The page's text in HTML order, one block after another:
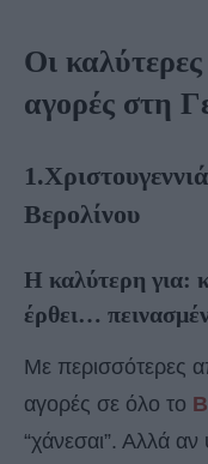
Οι καλύτερες
αγορές στη
Βερολίνου
Η καλύτερη για:
έρθει…
Με περισσότερες
αγορές σε όλο το
“χάνεσαι”. Αλλά αν